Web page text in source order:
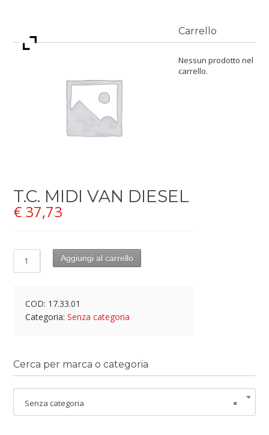
T.C. MIDI VAN DIESEL
€ 37,73
Aggiungi al carrello
COD: 17.33.01
Categoria:Senza categoria
Carrello
Nessun prodotto nel
carrello.
Cerca per marca o categoria
×
Senza categoria